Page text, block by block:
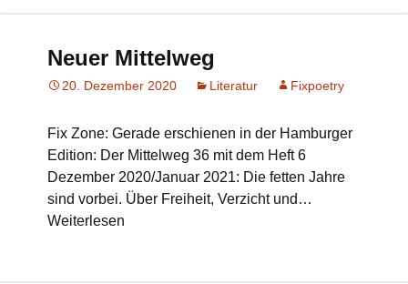
Neuer Mittelweg
20. Dezember 2020 Literatur Fixpoetry
Fix Zone: Gerade erschienen in der Hamburger
Edition: Der Mittelweg 36 mit dem Heft 6
Dezember 2020/Januar 2021: Die fetten Jahre
sind vorbei. Über Freiheit, Verzicht und…
Weiterlesen